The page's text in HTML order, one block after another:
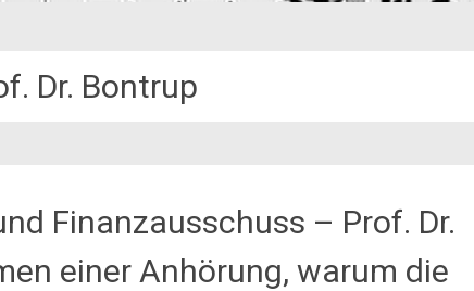
Dr. Bontrup
Finanzausschuss – Prof. Dr.
einer Anhörung, warum die